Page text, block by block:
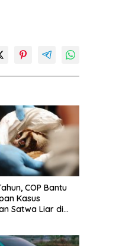
COP Bantu
Kasus
Satwa Liar di